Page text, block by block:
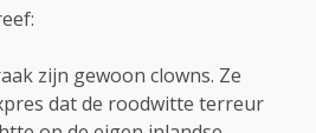
zijn gewoon clowns. Ze
dat de roodwitte terreur